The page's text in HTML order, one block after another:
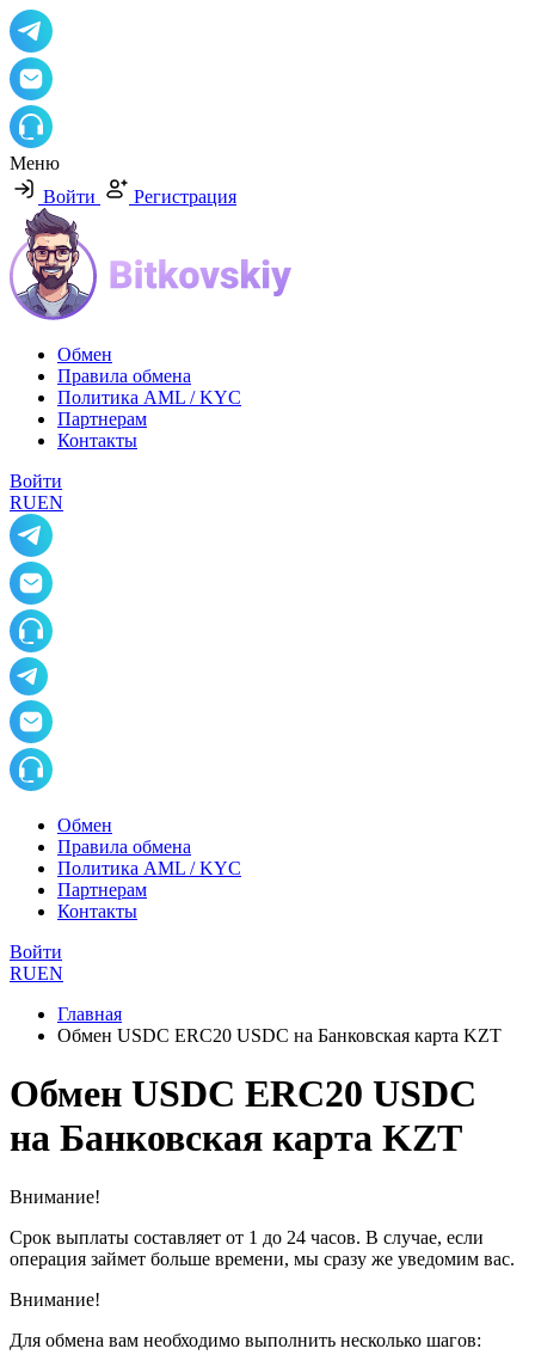
Меню
Войти
Регистрация
Обмен
Правила обмена
Политика AML / KYC
Партнерам
Контакты
Войти
RUEN
Обмен
Правила обмена
Политика AML / KYC
Партнерам
Контакты
Войти
RUEN
Главная
Обмен USDC ERC20 USDC на Банковская карта KZT
Обмен USDC ERC20 USDC
на Банковская карта KZT
Внимание!
Срок выплаты составляет от 1 до 24 часов. В случае, если
операция займет больше времени, мы сразу же уведомим вас.
Внимание!
Для обмена вам необходимо выполнить несколько шагов: